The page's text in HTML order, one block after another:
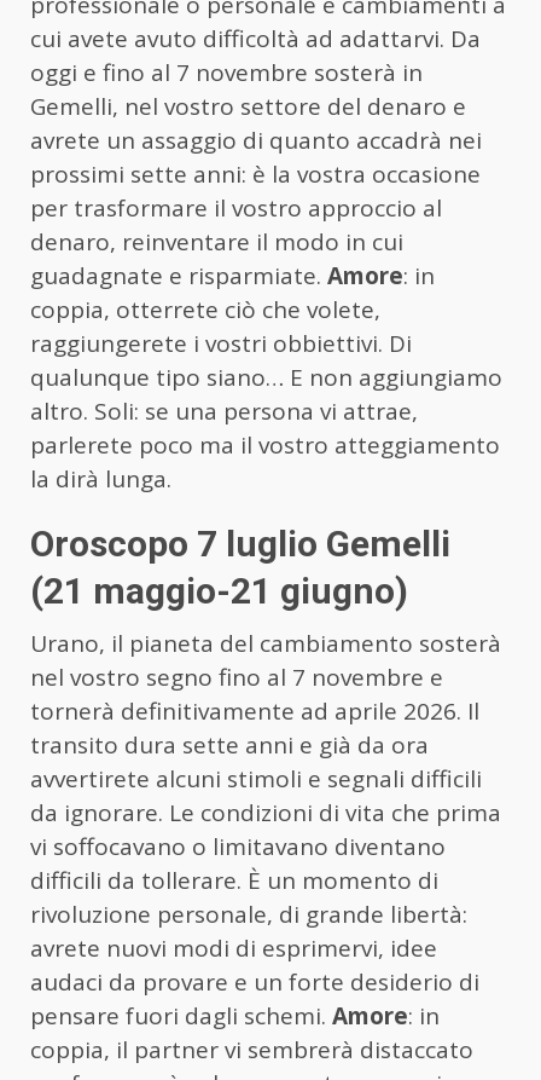
cui avete avuto difficoltà ad adattarvi. Da
oggi e fino al 7 novembre sosterà in
Gemelli, nel vostro settore del denaro e
avrete un assaggio di quanto accadrà nei
prossimi sette anni: è la vostra occasione
per trasformare il vostro approccio al
denaro, reinventare il modo in cui
guadagnate e risparmiate. Amore: in
coppia, otterrete ciò che volete,
raggiungerete i vostri obbiettivi. Di
qualunque tipo siano… E non aggiungiamo
altro. Soli: se una persona vi attrae,
parlerete poco ma il vostro atteggiamento
la dirà lunga.
Oroscopo 7 luglio Gemelli
(21 maggio-21 giugno)
Urano, il pianeta del cambiamento sosterà
nel vostro segno fino al 7 novembre e
tornerà definitivamente ad aprile 2026. Il
transito dura sette anni e già da ora
avvertirete alcuni stimoli e segnali difficili
da ignorare. Le condizioni di vita che prima
vi soffocavano o limitavano diventano
difficili da tollerare. È un momento di
rivoluzione personale, di grande libertà:
avrete nuovi modi di esprimervi, idee
audaci da provare e un forte desiderio di
pensare fuori dagli schemi. Amore: in
coppia, il partner vi sembrerà distaccato